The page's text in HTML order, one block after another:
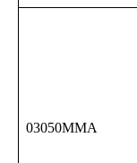
03050MMA